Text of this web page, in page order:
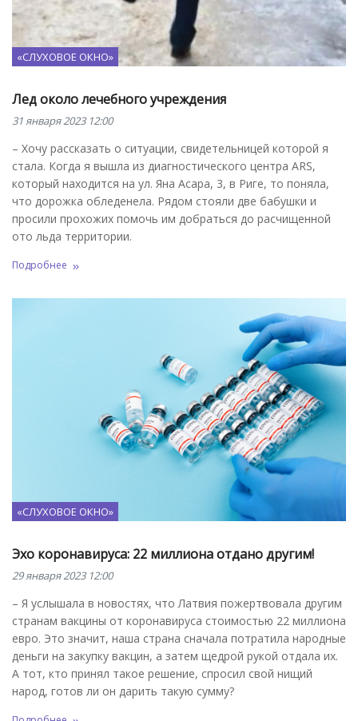
«СЛУХОВОЕ ОКНО»
Лед около лечебного учреждения
31 января 2023 12:00
– Хочу рассказать о ситуации, свидетельницей которой я
стала. Когда я вышла из диагностического центра ARS,
который находится на ул. Яна Асара, 3, в Риге, то поняла,
что дорожка обледенела. Рядом стояли две бабушки и
просили прохожих помочь им добраться до расчищенной
ото льда территории.
Подробнее
«СЛУХОВОЕ ОКНО»
Эхо коронавируса: 22 миллиона отдано другим!
29 января 2023 12:00
– Я услышала в новостях, что Латвия пожертвовала другим
странам вакцины от коронавируса стоимостью 22 миллиона
евро. Это значит, наша страна сначала потратила народные
деньги на закупку вакцин, а затем щедрой рукой отдала их.
А тот, кто принял такое решение, спросил свой нищий
народ, готов ли он дарить такую сумму?